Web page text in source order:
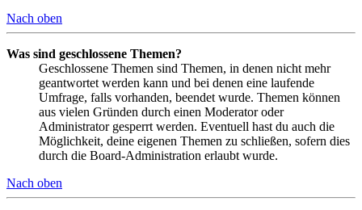
Nach oben
Was sind geschlossene Themen?
Geschlossene Themen sind Themen, in denen nicht mehr
geantwortet werden kann und bei denen eine laufende
Umfrage, falls vorhanden, beendet wurde. Themen können
aus vielen Gründen durch einen Moderator oder
Administrator gesperrt werden. Eventuell hast du auch die
Möglichkeit, deine eigenen Themen zu schließen, sofern dies
durch die Board-Administration erlaubt wurde.
Nach oben